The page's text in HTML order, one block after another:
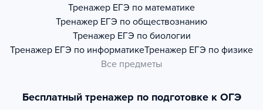
Тренажер ЕГЭ по математике
Тренажер ЕГЭ по обществознанию
Тренажер ЕГЭ по биологии
Тренажер ЕГЭ по информатикеТренажер ЕГЭ по физике
Все предметы
Бесплатный тренажер по подготовке к ОГЭ